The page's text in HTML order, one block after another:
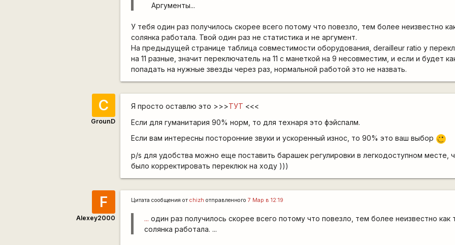
Аргументы...
У тебя один раз получилось скорее всего потому что повезло, тем более неизвестно
солянка работала. Твой один раз не статистика и не аргумент.
На предыдущей странице таблица совместимости оборудования, derailleur ratio у
на 11 разные, значит переключатель на 11 с манеткой на 9 несовместим, и если и будет
попадать на нужные звезды через раз, нормальной работой это не назвать.
С
GrounD
Я просто оставлю это >>>ТУТ <<<
Если для гуманитария 90% норм, то для технаря это фэйспалм.
Если вам интересны посторонние звуки и ускоренный износ, то 90% это ваш выбор ,-)
p/s для удобства можно еще поставить барашек регулировки в легкодоступном месте,
было корректировать переклюк на ходу )))
F
Alexey2000
Цитата сообщения отchizh отправленного7 Мар в 12:19
... один раз получилось скорее всего потому что повезло, тем более неизвестно как
солянка работала. ...